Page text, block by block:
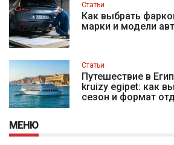
Статьи
Как выбрать
марки и модели
Статьи
Путешествие в
kruizy egipet: как
сезон и формат
МЕНЮ